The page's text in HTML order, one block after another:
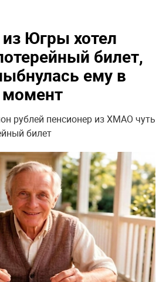
Югры хотел
билет,
ему в
рублей пенсионер из ХМАО чуть
билет